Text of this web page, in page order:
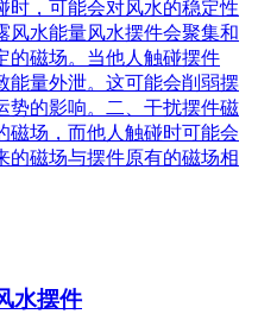
时，可能会对风水的稳定性
风水能量风水摆件会聚集和
的磁场。当他人触碰摆件
能量外泄。这可能会削弱摆
势的影响。二、干扰摆件磁
磁场，而他人触碰时可能会
的磁场与摆件原有的磁场相
水摆件